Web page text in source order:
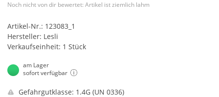
Noch nicht von dir bewertet: Artikel ist ziemlich lahm
Artikel-Nr.: 123083_1
Hersteller: Lesli
Verkaufseinheit: 1 Stück
am Lager
sofort verfügbar
Gefahrgutklasse: 1.4G (UN 0336)